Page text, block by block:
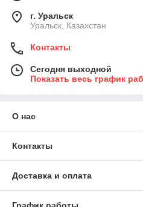
г. Уральск
Уральск, Казахстан
Контакты
Сегодня выходной
Показать весь график
О нас
Контакты
Доставка и оплата